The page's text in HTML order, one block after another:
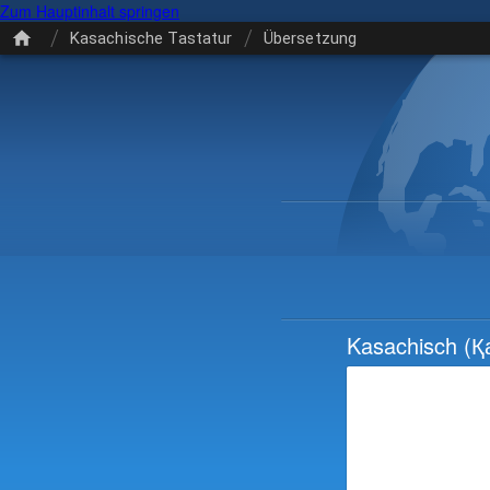
Zum Hauptinhalt springen
/ Kasachische Tastatur / Übersetzung
Kasachisch